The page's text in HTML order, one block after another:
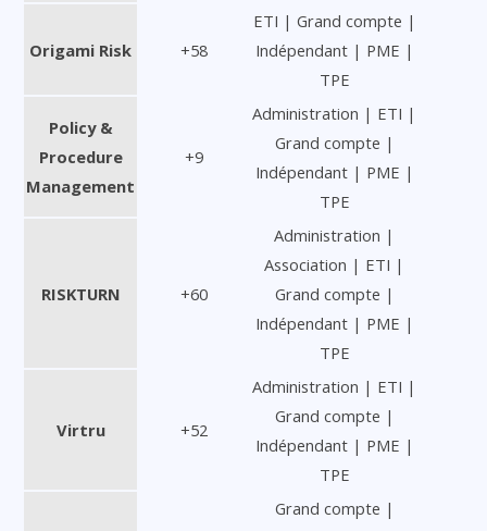
Origami Risk +58
ETI | Grand compte |
Indépendant | PME |
TPE
Policy &
Procedure
Management
+9
Administration | ETI |
Grand compte |
Indépendant | PME |
TPE
RISKTURN +60
Administration |
Association | ETI |
Grand compte |
Indépendant | PME |
TPE
Virtru +52
Administration | ETI |
Grand compte |
Indépendant | PME |
TPE
Grand compte |